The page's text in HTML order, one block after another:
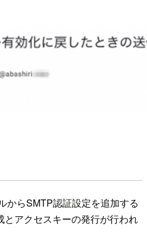
からSMTP認証設定を追加する
とアクセスキーの発行が行われ